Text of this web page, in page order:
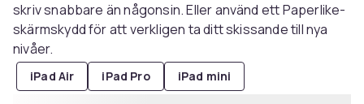
skriv snabbare än någonsin. Eller använd ett Paperlike-
skärmskydd för att verkligen ta ditt skissande till nya
nivåer.
iPad Air iPad Pro iPad mini